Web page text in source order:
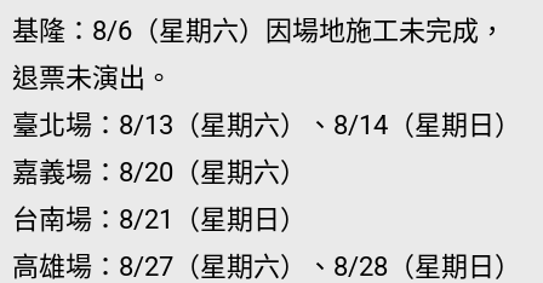
基隆：8/6（星期六）因場地施工未完成，
退票未演出。
臺北場：8/13（星期六）、8/14（星期日）
嘉義場：8/20（星期六）
台南場：8/21（星期日）
高雄場：8/27（星期六）、8/28（星期日）